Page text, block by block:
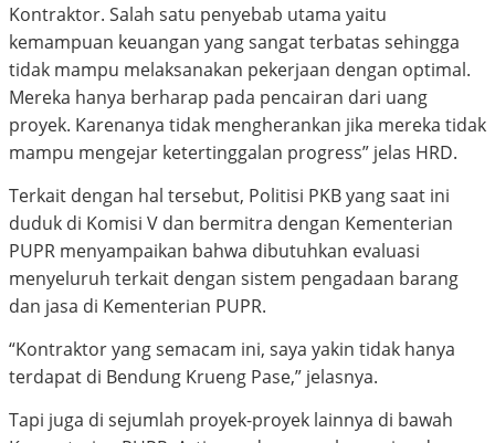
Kontraktor. Salah satu penyebab utama yaitu
kemampuan keuangan yang sangat terbatas sehingga
tidak mampu melaksanakan pekerjaan dengan optimal.
Mereka hanya berharap pada pencairan dari uang
proyek. Karenanya tidak mengherankan jika mereka tidak
mampu mengejar ketertinggalan progress” jelas HRD.
Terkait dengan hal tersebut, Politisi PKB yang saat ini
duduk di Komisi V dan bermitra dengan Kementerian
PUPR menyampaikan bahwa dibutuhkan evaluasi
menyeluruh terkait dengan sistem pengadaan barang
dan jasa di Kementerian PUPR.
“Kontraktor yang semacam ini, saya yakin tidak hanya
terdapat di Bendung Krueng Pase,” jelasnya.
Tapi juga di sejumlah proyek-proyek lainnya di bawah